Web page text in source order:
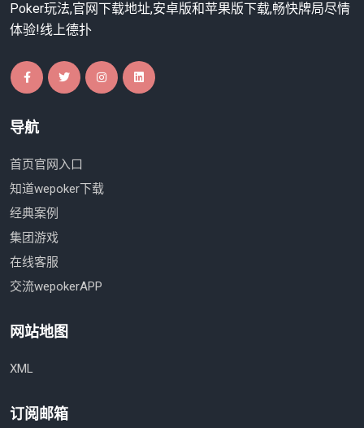
Poker玩法,官网下载地址,安卓版和苹果版下载,畅快牌局尽情
体验!线上德扑
导航
首页官网入口
知道wepoker下载
经典案例
集团游戏
在线客服
交流wepokerAPP
网站地图
XML
订阅邮箱